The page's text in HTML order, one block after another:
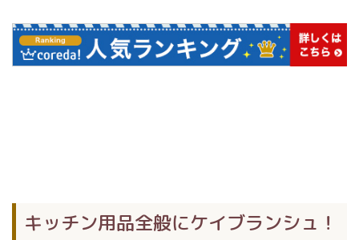
キッチン用品全般にケイブランシュ！